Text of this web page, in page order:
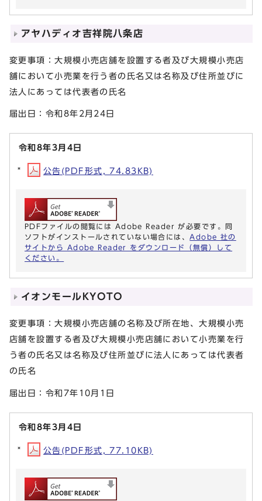
アヤハディオ吉祥院八条店
変更事項：大規模小売店舗を設置する者及び大規模小売店
舗において小売業を行う者の氏名又は名称及び住所並びに
法人にあっては代表者の氏名
届出日：令和8年2月24日
令和8年3月4日
公告(PDF形式, 74.83KB)
PDFファイルの閲覧には Adobe Reader が必要です。同
ソフトがインストールされていない場合には、Adobe 社の
サイトから Adobe Reader をダウンロード（無償）して
ください。
イオンモールKYOTO
変更事項：大規模小売店舗の名称及び所在地、大規模小売
店舗を設置する者及び大規模小売店舗において小売業を行
う者の氏名又は名称及び住所並びに法人にあっては代表者
の氏名
届出日：令和7年10月1日
令和8年3月4日
公告(PDF形式, 77.10KB)